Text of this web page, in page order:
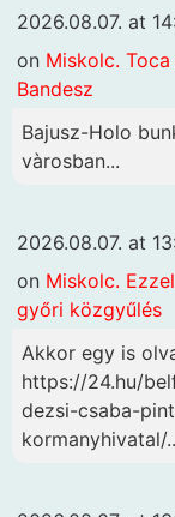
2026.08.07. at
on Miskolc.
Bandesz
Bajusz-Holo
vàrosban...
2026.08.07. at
on Miskolc.
győri közgyűlés
Akkor egy is
https://24.hu/
dezsi-csaba-
kormanyhivatal/